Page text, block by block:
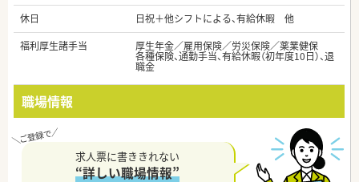
休日
日祝＋他シフトによる、有給休暇 他
福利厚生諸手当
厚生年金／雇用保険／労災保険／薬業健保
各種保険、通勤手当、有給休暇（初年度10日）、退
職金
職場情報
求人票に書ききれない
“詳しい職場情報”